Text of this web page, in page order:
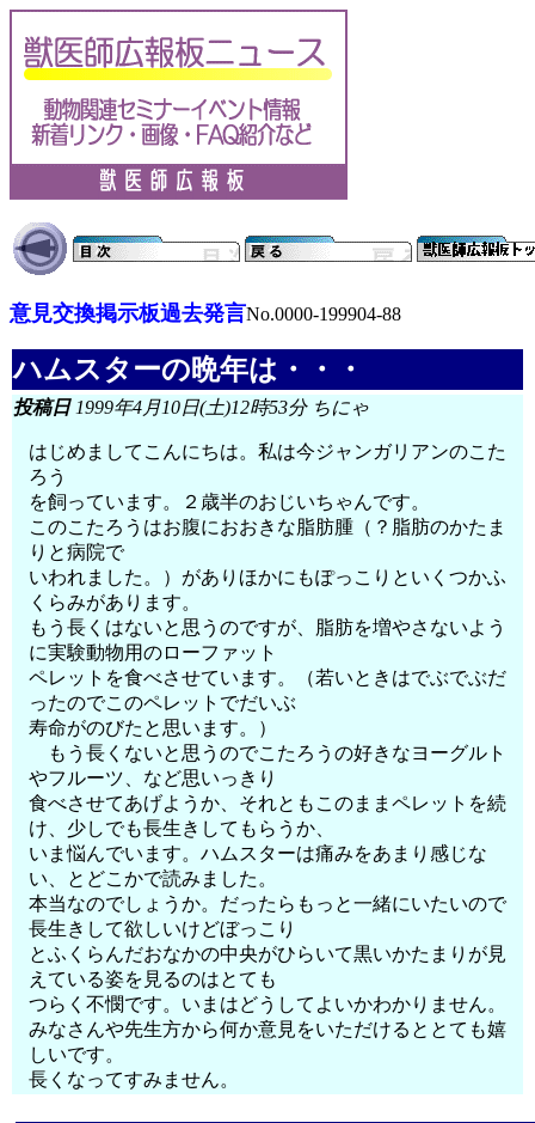
意見交換掲示板過去発言No.0000-199904-88
ハムスターの晩年は・・・
投稿日1999年4月10日(土)12時53分 ちにゃ
はじめましてこんにちは。私は今ジャンガリアンのこた
ろう
を飼っています。２歳半のおじいちゃんです。
このこたろうはお腹におおきな脂肪腫（？脂肪のかたま
りと病院で
いわれました。）がありほかにもぽっこりといくつかふ
くらみがあります。
もう長くはないと思うのですが、脂肪を増やさないよう
に実験動物用のローファット
ペレットを食べさせています。（若いときはでぶでぶだ
ったのでこのペレットでだいぶ
寿命がのびたと思います。）
もう長くないと思うのでこたろうの好きなヨーグルト
やフルーツ、など思いっきり
食べさせてあげようか、それともこのままペレットを続
け、少しでも長生きしてもらうか、
いま悩んでいます。ハムスターは痛みをあまり感じな
い、とどこかで読みました。
本当なのでしょうか。だったらもっと一緒にいたいので
長生きして欲しいけどぼっこり
とふくらんだおなかの中央がひらいて黒いかたまりが見
えている姿を見るのはとても
つらく不憫です。いまはどうしてよいかわかりません。
みなさんや先生方から何か意見をいただけるととても嬉
しいです。
長くなってすみません。